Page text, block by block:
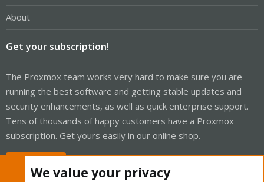
About
Get your subscription!
The Proxmox team works very hard to make sure you are
running the best software and getting stable updates and
security enhancements, as well as quick enterprise support.
Tens of thousands of happy customers have a Proxmox
subscription. Get yours easily in our online shop.
We value your privacy